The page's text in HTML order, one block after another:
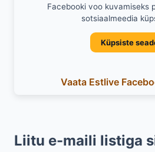
Facebooki voo kuvamiseks
sotsiaalmeedia
Küpsiste
Vaata Estlive
Liitu e-maili listiga